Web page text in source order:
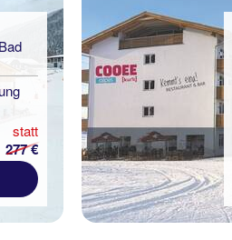
statt
277 €